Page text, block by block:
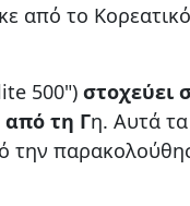
από το Κορεατικό
500") στοχεύει
από τη Γη. Αυτά τα
την